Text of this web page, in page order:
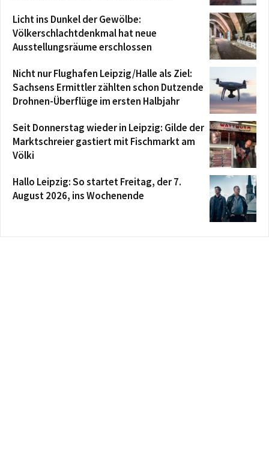
Licht ins Dunkel der Gewölbe:
Völkerschlachtdenkmal hat neue
Ausstellungsräume erschlossen
Nicht nur Flughafen Leipzig/Halle als Ziel:
Sachsens Ermittler zählten schon Dutzende
Drohnen-Überflüge im ersten Halbjahr
Seit Donnerstag wieder in Leipzig: Gilde der
Marktschreier gastiert mit Fischmarkt am
Völki
Hallo Leipzig: So startet Freitag, der 7.
August 2026, ins Wochenende